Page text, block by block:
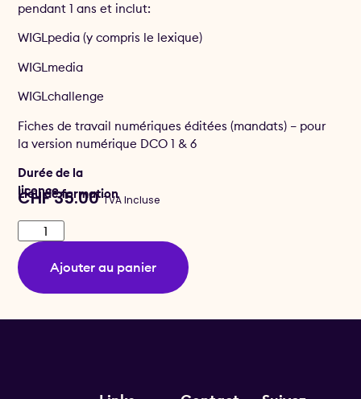
pendant 1 ans et inclut:
WIGLpedia (y compris le lexique)
WIGLmedia
WIGLchallenge
Fiches de travail numériques éditées (mandats) – pour
la version numérique DCO 1 & 6
Durée de la
licence
Lieu de formation
CHF35.00 TVA Incluse
Ajouter au panier